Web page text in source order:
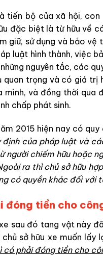
tiến bộ của xã hội,
đặc biệt là từ hữu về
giữ, sử dụng và bảo vệ
luật hình thành, việc
nguyên tắc, các
trọng và có giá trị
mình, và đồng thời qua
chấp phát sinh.
2015 hiện nay có
định của pháp luật và
chiếm hữu hoặc
ra thì chủ sở hữu
có quyền khác đối với
đóng tiền cho
sau đó tang vật này
sở hữu xe muốn
phải đóng tiền cho